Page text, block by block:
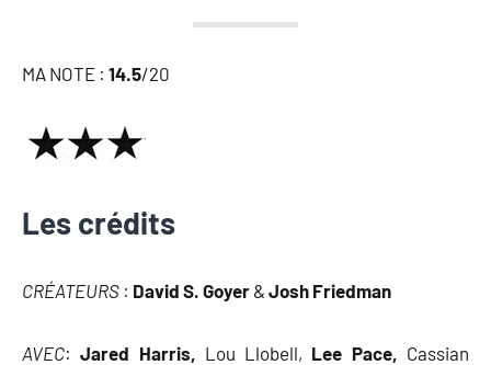
MA NOTE : 14.5/20
Les crédits
CRÉATEURS : David S. Goyer & Josh Friedman
AVEC:Jared Harris, Lou Llobell, Lee Pace,
Cassian